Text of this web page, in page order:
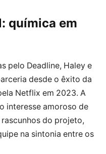
química em
pelo Deadline, Haley e
desde o êxito da
Netflix em 2023. A
interesse amoroso de
do projeto,
na sintonia entre os